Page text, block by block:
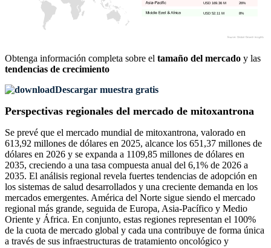
8%
USD 52.11 M
26%
USD 169.36 M
Obtenga información completa sobre el tamaño del mercado y las
tendencias de crecimiento
Descargar muestra gratis
Perspectivas regionales del mercado de mitoxantrona
Se prevé que el mercado mundial de mitoxantrona, valorado en
613,92 millones de dólares en 2025, alcance los 651,37 millones de
dólares en 2026 y se expanda a 1109,85 millones de dólares en
2035, creciendo a una tasa compuesta anual del 6,1% de 2026 a
2035. El análisis regional revela fuertes tendencias de adopción en
los sistemas de salud desarrollados y una creciente demanda en los
mercados emergentes. América del Norte sigue siendo el mercado
regional más grande, seguida de Europa, Asia-Pacífico y Medio
Oriente y África. En conjunto, estas regiones representan el 100%
de la cuota de mercado global y cada una contribuye de forma única
a través de sus infraestructuras de tratamiento oncológico y